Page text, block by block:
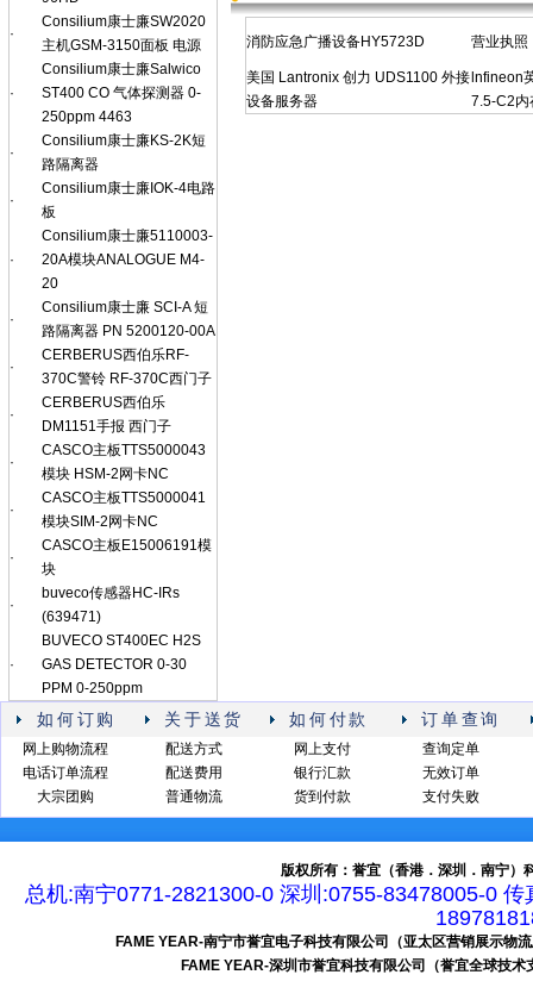
·
Consilium康士廉SW2020
主机GSM-3150面板 电源
·
Consilium康士廉Salwico
ST400 CO 气体探测器 0-
250ppm 4463
·
Consilium康士廉KS-2K短
路隔离器
·
Consilium康士廉IOK-4电路
板
·
Consilium康士廉5110003-
20A模块ANALOGUE M4-
20
·
Consilium康士廉 SCI-A 短
路隔离器 PN 5200120-00A
·
CERBERUS西伯乐RF-
370C警铃 RF-370C西门子
·
CERBERUS西伯乐
DM1151手报 西门子
·
CASCO主板TTS5000043
模块 HSM-2网卡NC
·
CASCO主板TTS5000041
模块SIM-2网卡NC
·
CASCO主板E15006191模
块
·
buveco传感器HC-IRs
(639471)
·
BUVECO ST400EC H2S
GAS DETECTOR 0-30
PPM 0-250ppm
消防应急广播设备HY5723D 营业执照
美国 Lantronix 创力 UDS1100 外接
设备服务器
lnfineon
7.5-C2
如何订购 关于送货 如何付款 订单查询
网上购物流程
电话订单流程
大宗团购
配送方式
配送费用
普通物流
网上支付
银行汇款
货到付款
查询定单
无效订单
支付失败
版权所有：誉宜（香港．深圳．南宁
总机:南宁0771-2821300-0 深圳:0755-83478005-0
FAME YEAR-南宁市誉宜电子科技有限公司（亚太区营销展示物
FAME YEAR-深圳市誉宜科技有限公司（誉宜全球技术